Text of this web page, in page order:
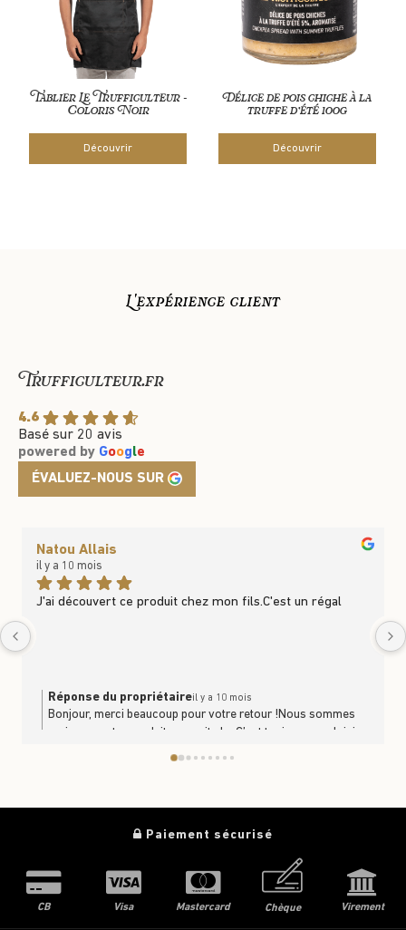
Tablier Le Trufficulteur –
Coloris Noir
Découvrir
Délice de pois chiche à la
truffe d’été 100g
Découvrir
L'expérience client
Trufficulteur.fr
4.6
Basé sur 20 avis
powered by Google
ÉVALUEZ-NOUS SUR
Natou Allais
il y a 10 mois
J'ai découvert ce produit chez mon fils.C'est un régal
Réponse du propriétaireil y a 10 mois
Bonjour, merci beaucoup pour votre retour !Nous sommes
ravis que notre produit vous ait plu. C’est toujours un plaisir
de savoir que nos produits se partagent et se dégustent en
Paiement sécurisé
CB Visa Mastercard Chèque Virement